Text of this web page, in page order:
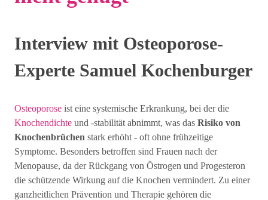
Interview mit Osteoporose-
Experte Samuel Kochenburger
Osteoporose ist eine systemische Erkrankung, bei der die
Knochendichte und -stabilität abnimmt, was das Risiko von
Knochenbrüchen stark erhöht - oft ohne frühzeitige
Symptome. Besonders betroffen sind Frauen nach der
Menopause, da der Rückgang von Östrogen und Progesteron
die schützende Wirkung auf die Knochen vermindert. Zu einer
ganzheitlichen Prävention und Therapie gehören die